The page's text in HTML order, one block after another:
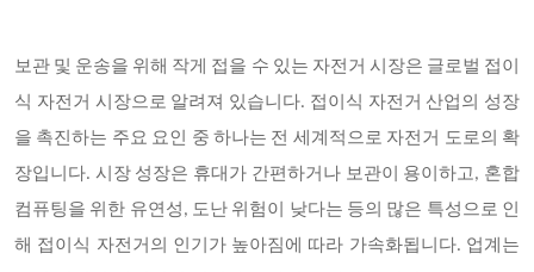
보관 및 운송을 위해 작게 접을 수 있는 자전거 시장은 글로벌 접이
식 자전거 시장으로 알려져 있습니다. 접이식 자전거 산업의 성장
을 촉진하는 주요 요인 중 하나는 전 세계적으로 자전거 도로의 확
장입니다. 시장 성장은 휴대가 간편하거나 보관이 용이하고, 혼합
컴퓨팅을 위한 유연성, 도난 위험이 낮다는 등의 많은 특성으로 인
해 접이식 자전거의 인기가 높아짐에 따라 가속화됩니다. 업계는